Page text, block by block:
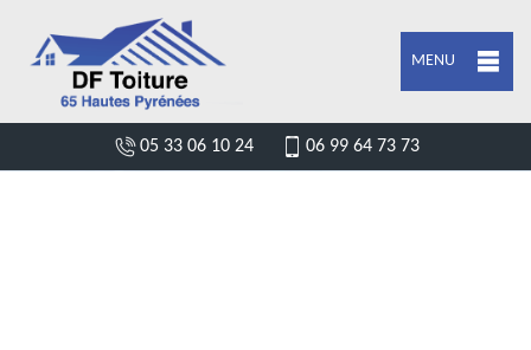
MENU
05 33 06 10 24 06 99 64 73 73